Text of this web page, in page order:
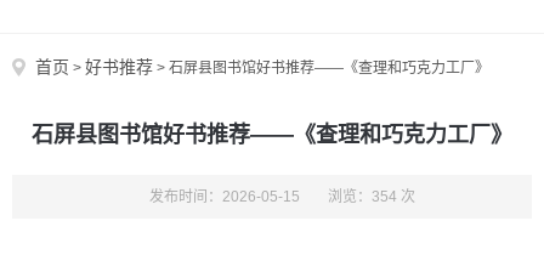
首页 > 好书推荐 > 石屏县图书馆好书推荐——《查理和巧克力工厂》
石屏县图书馆好书推荐——《查理和巧克力工厂》
发布时间：2026-05-15 浏览：354 次